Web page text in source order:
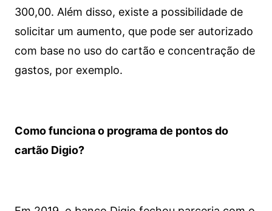
300,00. Além disso, existe a possibilidade de
solicitar um aumento, que pode ser autorizado
com base no uso do cartão e concentração de
gastos, por exemplo.
Como funciona o programa de pontos do
cartão Digio?